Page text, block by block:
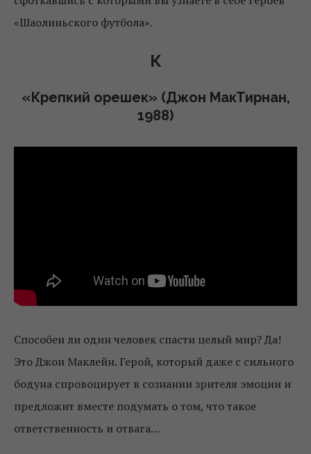
«Шаолиньского футбола».
К
«Крепкий орешек» (Джон МакТирнан,
1988)
Способен ли один человек спасти целый мир? Да!
Это Джон Маклейн. Герой, который даже с сильного
бодуна спровоцирует в сознании зрителя эмоции и
предложит вместе подумать о том, что такое
ответственность и отвага…